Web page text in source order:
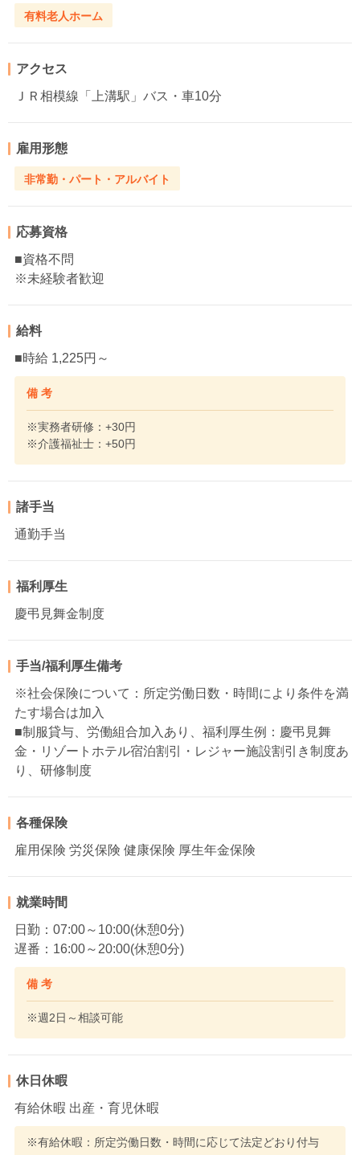
有料老人ホーム
アクセス
ＪＲ相模線「上溝駅」バス・車10分
雇用形態
非常勤・パート・アルバイト
応募資格
■資格不問
※未経験者歓迎
給料
■時給 1,225円～
備 考
※実務者研修：+30円
※介護福祉士：+50円
諸手当
通勤手当
福利厚生
慶弔見舞金制度
手当/福利厚生備考
※社会保険について：所定労働日数・時間により条件を満
たす場合は加入
■制服貸与、労働組合加入あり、福利厚生例：慶弔見舞
金・リゾートホテル宿泊割引・レジャー施設割引き制度あ
り、研修制度
各種保険
雇用保険 労災保険 健康保険 厚生年金保険
就業時間
日勤：07:00～10:00(休憩0分)
遅番：16:00～20:00(休憩0分)
備 考
※週2日～相談可能
休日休暇
有給休暇 出産・育児休暇
※有給休暇：所定労働日数・時間に応じて法定どおり付与